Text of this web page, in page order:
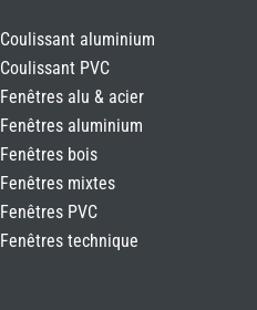
Coulissant aluminium
Coulissant PVC
Fenêtres alu & acier
Fenêtres aluminium
Fenêtres bois
Fenêtres mixtes
Fenêtres PVC
Fenêtres technique